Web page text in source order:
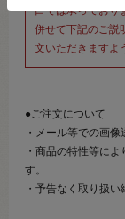
口では承っており
併せて下記のご説
文いただきますよ
●ご注文について
・メール等での画
・商品の特性等に
す。
・予告なく取り扱